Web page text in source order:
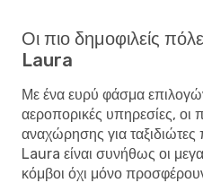
Οι πιο δημοφιλείς
Laura
Με ένα ευρύ φάσμα
αεροπορικές υπηρεσίες, οι
αναχώρησης για
Laura είναι συνήθως οι
κόμβοι όχι μόνο